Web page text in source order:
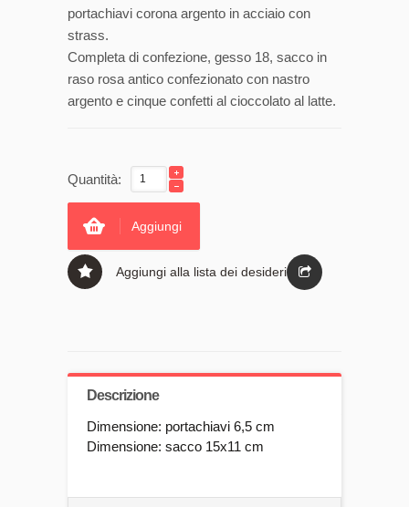
portachiavi corona argento in acciaio con
strass.
Completa di confezione, gesso 18, sacco in
raso rosa antico confezionato con nastro
argento e cinque confetti al cioccolato al latte.
Quantità:
Aggiungi
Aggiungi alla lista dei desideri
Descrizione
Dimensione: portachiavi 6,5 cm
Dimensione: sacco 15x11 cm